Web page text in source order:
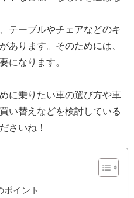
テーブルやチェアなどのキ
あります。そのためには、
になります。
に乗りたい車の選び方や車
い替えなどを検討している
さいね！
ポイント